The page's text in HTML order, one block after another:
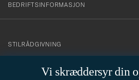
Vi skræddersyr din
BEDRIFTSINFORMASJON
info@careofcarl.no
STILRÅDGIVNING